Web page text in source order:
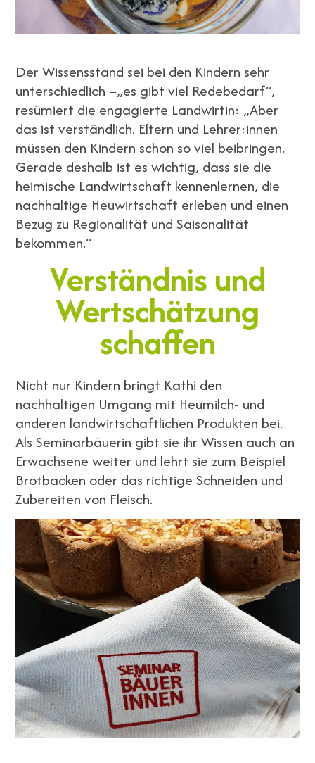
Der Wissensstand sei bei den Kindern sehr
unterschiedlich –„es gibt viel Redebedarf“,
resümiert die engagierte Landwirtin: „Aber
das ist verständlich. Eltern und Lehrer:innen
müssen den Kindern schon so viel beibringen.
Gerade deshalb ist es wichtig, dass sie die
heimische Landwirtschaft kennenlernen, die
nachhaltige Heuwirtschaft erleben und einen
Bezug zu Regionalität und Saisonalität
bekommen.“
Verständnis und
Wertschätzung
schaffen
Nicht nur Kindern bringt Kathi den
nachhaltigen Umgang mit Heumilch- und
anderen landwirtschaftlichen Produkten bei.
Als Seminarbäuerin gibt sie ihr Wissen auch an
Erwachsene weiter und lehrt sie zum Beispiel
Brotbacken oder das richtige Schneiden und
Zubereiten von Fleisch.